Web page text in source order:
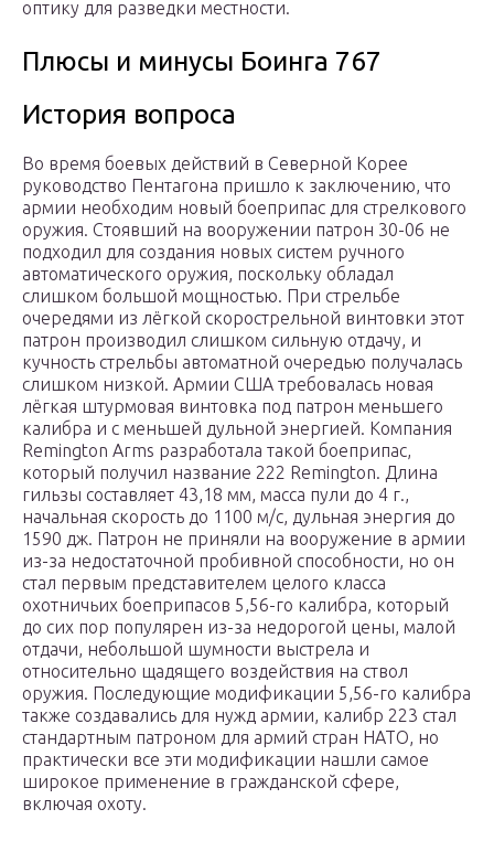
оптику для разведки местности.
Плюсы и минусы Боинга 767
История вопроса
Во время боевых действий в Северной Корее
руководство Пентагона пришло к заключению, что
армии необходим новый боеприпас для стрелкового
оружия. Стоявший на вооружении патрон 30-06 не
подходил для создания новых систем ручного
автоматического оружия, поскольку обладал
слишком большой мощностью. При стрельбе
очередями из лёгкой скорострельной винтовки этот
патрон производил слишком сильную отдачу, и
кучность стрельбы автоматной очередью получалась
слишком низкой. Армии США требовалась новая
лёгкая штурмовая винтовка под патрон меньшего
калибра и с меньшей дульной энергией. Компания
Remington Arms разработала такой боеприпас,
который получил название 222 Remington. Длина
гильзы составляет 43,18 мм, масса пули до 4 г.,
начальная скорость до 1100 м/с, дульная энергия до
1590 дж. Патрон не приняли на вооружение в армии
из-за недостаточной пробивной способности, но он
стал первым представителем целого класса
охотничьих боеприпасов 5,56-го калибра, который
до сих пор популярен из-за недорогой цены, малой
отдачи, небольшой шумности выстрела и
относительно щадящего воздействия на ствол
оружия. Последующие модификации 5,56-го калибра
также создавались для нужд армии, калибр 223 стал
стандартным патроном для армий стран НАТО, но
практически все эти модификации нашли самое
широкое применение в гражданской сфере,
включая охоту.